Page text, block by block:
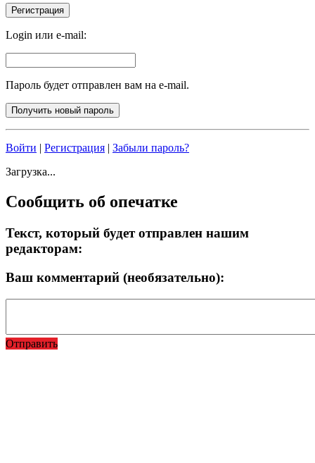
Login или e-mail:
Пароль будет отправлен вам на e-mail.
Войти | Регистрация | Забыли пароль?
Загрузка...
Сообщить об опечатке
Текст, который будет отправлен нашим
редакторам:
Ваш комментарий (необязательно):
Отправить